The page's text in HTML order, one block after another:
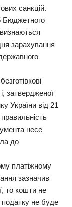
санкцій.
Бюджетного
зарахування
затвердженої
України від 21
несе
до
платіжному
зазначив
то кошти не
податку не буде